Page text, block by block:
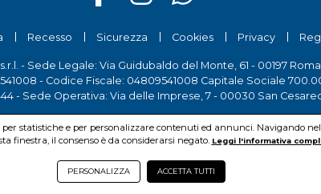
tinte nitide e vellutate che donano morbidezza e
perlato e opaco, di facile applicazione,
e luminosi, ma anche tinte molto intense. Le molteplici
CeboTimeuna finitura versatile e adatta a
Recesso Sicurezza Cookies Privacy
- Sede Legale: Via Guidubaldo del Monte, 61 - 00197 Roma
- Codice Fiscale: 04809541008 Capitale Sociale
- Sede Operativa: Via delle Imprese, 7 - 00030 San
statistiche e per personalizzare contenuti ed annunci. Navigando
finestra, il consenso è da considerarsi negato. Leggi l'informativa
PERSONALIZZA ACCETTA TUTTI